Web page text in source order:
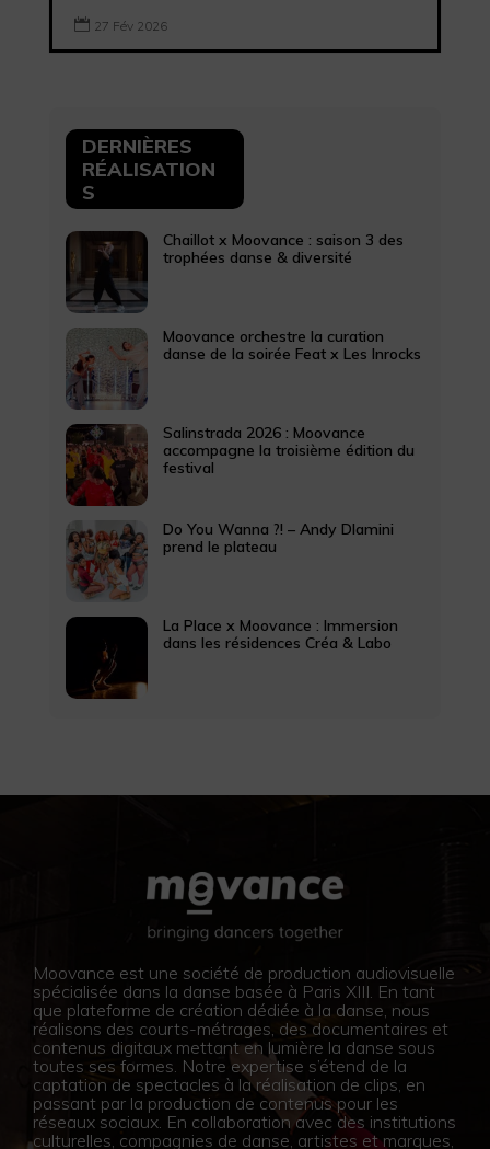
 27 Fév 2026
DERNIÈRES
RÉALISATION
S
Chaillot x Moovance : saison 3 des
trophées danse & diversité
Moovance orchestre la curation
danse de la soirée Feat x Les Inrocks
Salinstrada 2026 : Moovance
accompagne la troisième édition du
festival
Do You Wanna ?! – Andy Dlamini
prend le plateau
La Place x Moovance : Immersion
dans les résidences Créa & Labo
Moovance est une société de production audiovisuelle
spécialisée dans la danse basée à Paris XIII. En tant
que plateforme de création dédiée à la danse, nous
réalisons des courts-métrages, des documentaires et
contenus digitaux mettant en lumière la danse sous
toutes ses formes. Notre expertise s’étend de la
captation de spectacles à la réalisation de clips, en
passant par la production de contenus pour les
réseaux sociaux. En collaboration avec des institutions
culturelles, compagnies de danse, artistes et marques,